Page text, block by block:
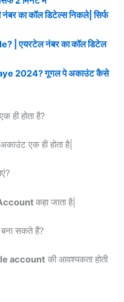
का कॉल डिटेल्स निकले| सिर्फ
| एयरटेल नंबर का कॉल डिटेल
2024? गूगल पे अकाउंट कैसे
ही होता है?
एक ही होता है|
कहा जाता है|
सकते हैं?
account की आवश्यकता होती